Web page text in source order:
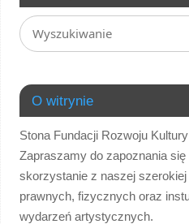
O witrynie
Stona Fundacji Rozwoju
Zapraszamy do zapoznania
skorzystanie z naszej
prawnych, fizycznych oraz
wydarzeń artystycznych.